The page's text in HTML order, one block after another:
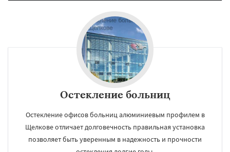
Остекление больниц
Остекление офисов больниц алюминиевым профилем в
Щелкове отличает долговечность правильная установка
позволяет быть уверенным в надежность и прочности